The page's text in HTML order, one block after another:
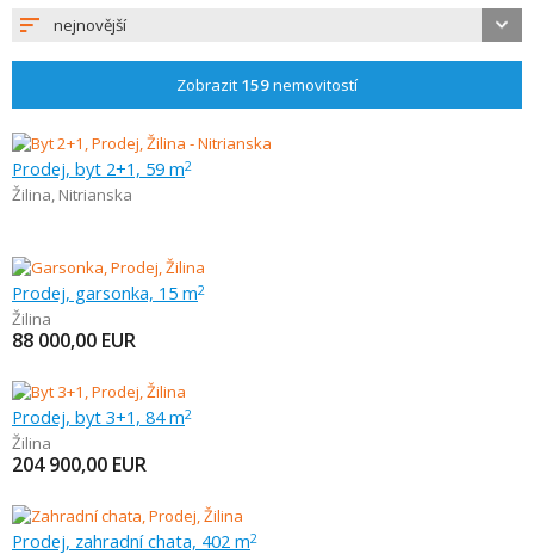
nejnovější
Zobrazit 159nemovitostí
Prodej, byt 2+1, 59 m2
Žilina, Nitrianska
Prodej, garsonka, 15 m2
Žilina
88 000,00 EUR
Prodej, byt 3+1, 84 m2
Žilina
204 900,00 EUR
Prodej, zahradní chata, 402 m2